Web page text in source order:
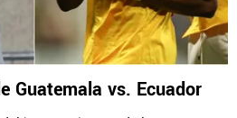
Guatemala vs. Ecuador